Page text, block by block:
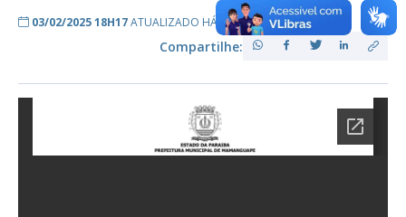
03/02/2025 18H17ATUALIZADO HÁ 1 ANO ATRÁS
Compartilhe: